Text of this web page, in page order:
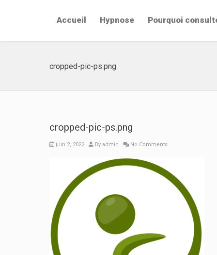
Accueil Hypnose Pourquoi
cropped-pic-ps.png
cropped-pic-ps.png
juin 2, 2022 By admin No Comments